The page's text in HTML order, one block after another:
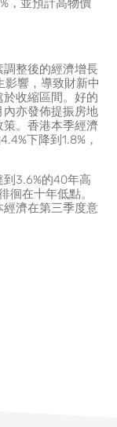
，並預計高物價
整後的經濟增長
影響，導致財新中
收縮區間。好的
內亦發佈提振房地
。香港本季經濟
下降到1.8%，
3.6%的40年高
徊在十年低點。
濟在第三季度意